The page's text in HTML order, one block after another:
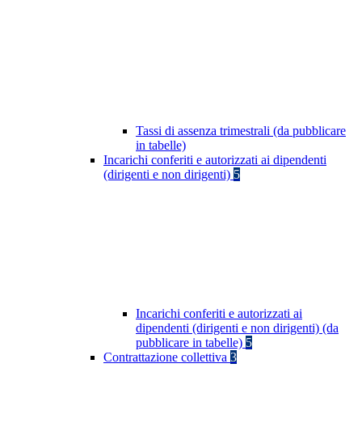
Tassi di assenza trimestrali (da pubblicare
in tabelle)
Incarichi conferiti e autorizzati ai dipendenti
(dirigenti e non dirigenti) 5
Incarichi conferiti e autorizzati ai
dipendenti (dirigenti e non dirigenti) (da
pubblicare in tabelle) 5
Contrattazione collettiva 3